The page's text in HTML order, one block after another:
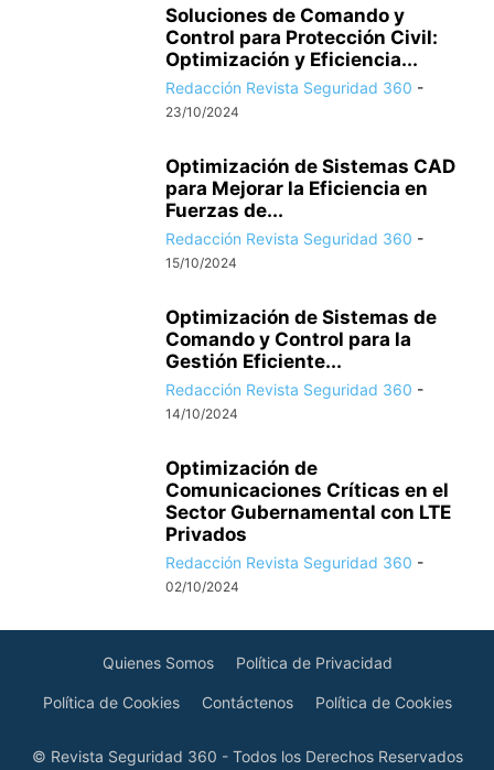
Soluciones de Comando y
Control para Protección Civil:
Optimización y Eficiencia...
Redacción Revista Seguridad 360 -
23/10/2024
Optimización de Sistemas CAD
para Mejorar la Eficiencia en
Fuerzas de...
Redacción Revista Seguridad 360 -
15/10/2024
Optimización de Sistemas de
Comando y Control para la
Gestión Eficiente...
Redacción Revista Seguridad 360 -
14/10/2024
Optimización de
Comunicaciones Críticas en el
Sector Gubernamental con LTE
Privados
Redacción Revista Seguridad 360 -
02/10/2024
Quienes Somos Política de Privacidad
Política de Cookies Contáctenos Política de Cookies
© Revista Seguridad 360 - Todos los Derechos Reservados